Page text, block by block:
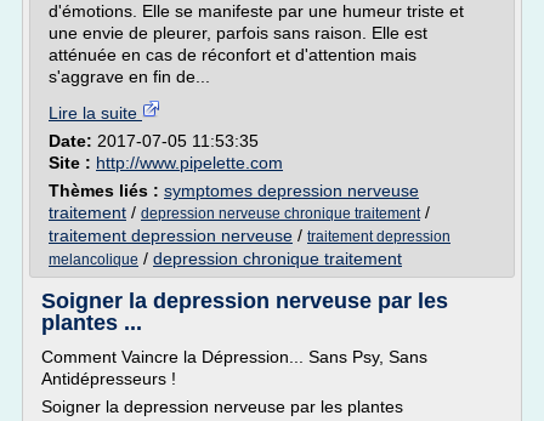
d'émotions. Elle se manifeste par une humeur triste et
une envie de pleurer, parfois sans raison. Elle est
atténuée en cas de réconfort et d'attention mais
s'aggrave en fin de...
Lire la suite
Date: 2017-07-05 11:53:35
Site : http://www.pipelette.com
Thèmes liés : symptomes depression nerveuse
traitement / depression nerveuse chronique traitement/
traitement depression nerveuse / traitement depression
melancolique / depression chronique traitement
Soigner la depression nerveuse par les
plantes ...
Comment Vaincre la Dépression... Sans Psy, Sans
Antidépresseurs !
Soigner la depression nerveuse par les plantes